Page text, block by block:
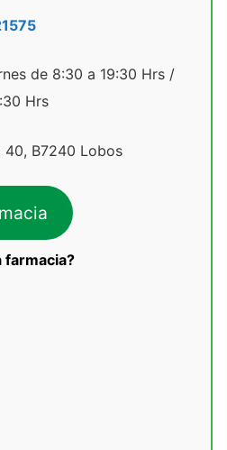
de 8:30 a 19:30 Hrs /
Hrs
40, B7240 Lobos
farmacia?